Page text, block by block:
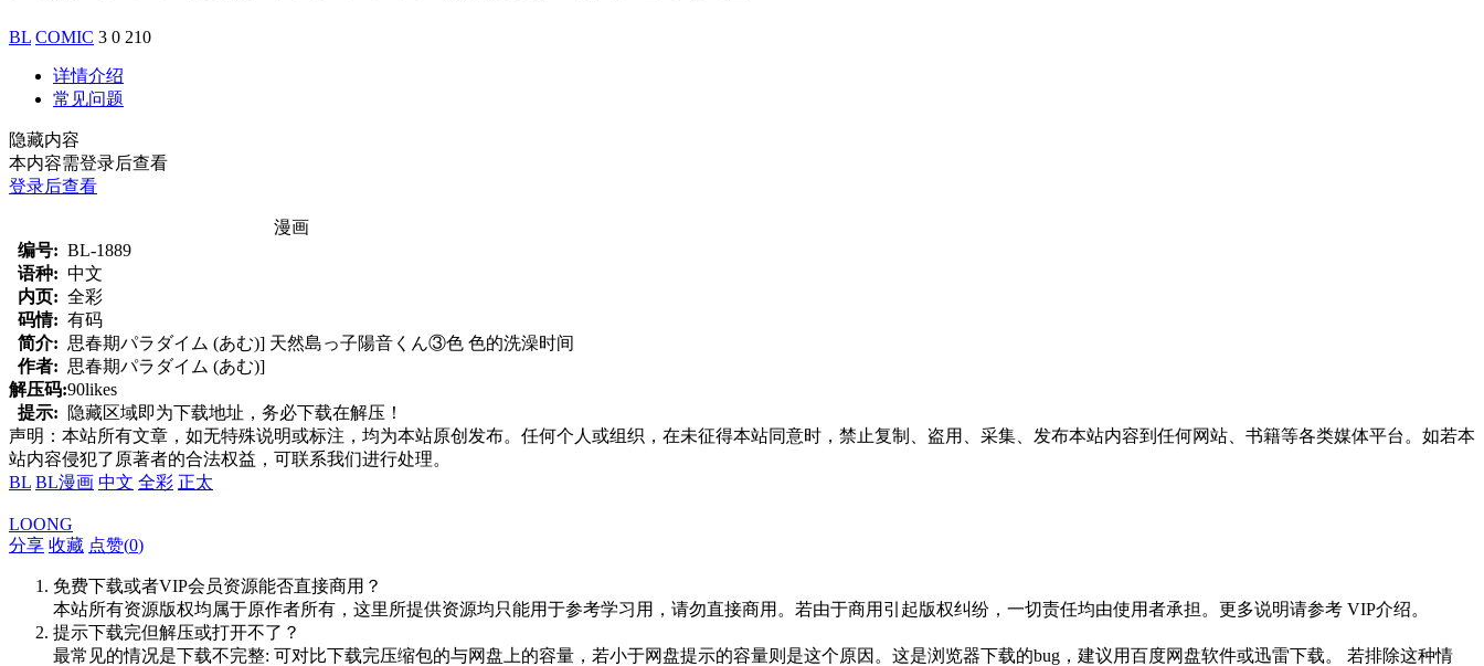
BL COMIC 3 0 210
详情介绍
常见问题
隐藏内容
本内容需登录后查看
登录后查看
漫画
编号: BL-1889
语种: 中文
内页: 全彩
码情: 有码
简介: 思春期パラダイム (あむ)] 天然島っ子陽音くん③色 色的洗澡时间
作者: 思春期パラダイム (あむ)]
解压码:90likes
提示:
隐藏区域即为下载地址，务必下载在解压！
声明：本站所有文章，如无特殊说明或标注，均为本站原创发布。任何个人或组织，在未征得本站同意时，禁止复制、盗用、采集、发布本站内容到任何网站、书籍等各类媒体平台。如若本
站内容侵犯了原著者的合法权益，可联系我们进行处理。
BL BL漫画 中文 全彩 正太
LOONG
分享 收藏 点赞(0)
免费下载或者VIP会员资源能否直接商用？
本站所有资源版权均属于原作者所有，这里所提供资源均只能用于参考学习用，请勿直接商用。若由于商用引起版权纠纷，一切责任均由使用者承担。更多说明请参考 VIP介绍。
提示下载完但解压或打开不了？
最常见的情况是下载不完整: 可对比下载完压缩包的与网盘上的容量，若小于网盘提示的容量则是这个原因。这是浏览器下载的bug，建议用百度网盘软件或迅雷下载。 若排除这种情